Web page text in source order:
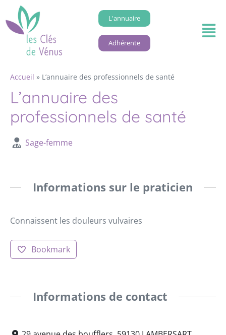
L'annuaire
Adhérente
Accueil » L’annuaire des professionnels de santé
L’annuaire des
professionnels de santé
Sage-femme
Informations sur le praticien
Connaissent les douleurs vulvaires
Bookmark
Informations de contact